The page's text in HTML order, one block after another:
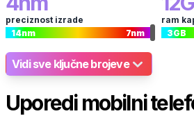
preciznost izrade
14nm 7nm
ram
3GB
Vidi sve ključne brojeve
Uporedi mobilni